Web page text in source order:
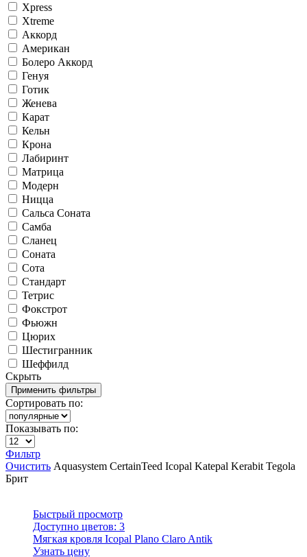
Xpress
Xtreme
Аккорд
Американ
Болеро Аккорд
Генуя
Готик
Женева
Карат
Кельн
Крона
Лабиринт
Матрица
Модерн
Ницца
Сальса Соната
Самба
Сланец
Соната
Сота
Стандарт
Тетрис
Фокстрот
Фьюжн
Цюрих
Шестигранник
Шеффилд
Скрыть
Сортировать по:
Показывать по:
Фильтр
Очистить Aquasystem CertainTeed Icopal Katepal Kerabit Tegola
Брит
Быстрый просмотр
Доступно цветов: 3
Мягкая кровля Icopal Plano Claro Antik
Узнать цену